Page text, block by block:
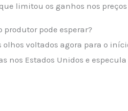
limitou os ganhos nos
produtor pode esperar?
olhos voltados agora para o
nos Estados Unidos e